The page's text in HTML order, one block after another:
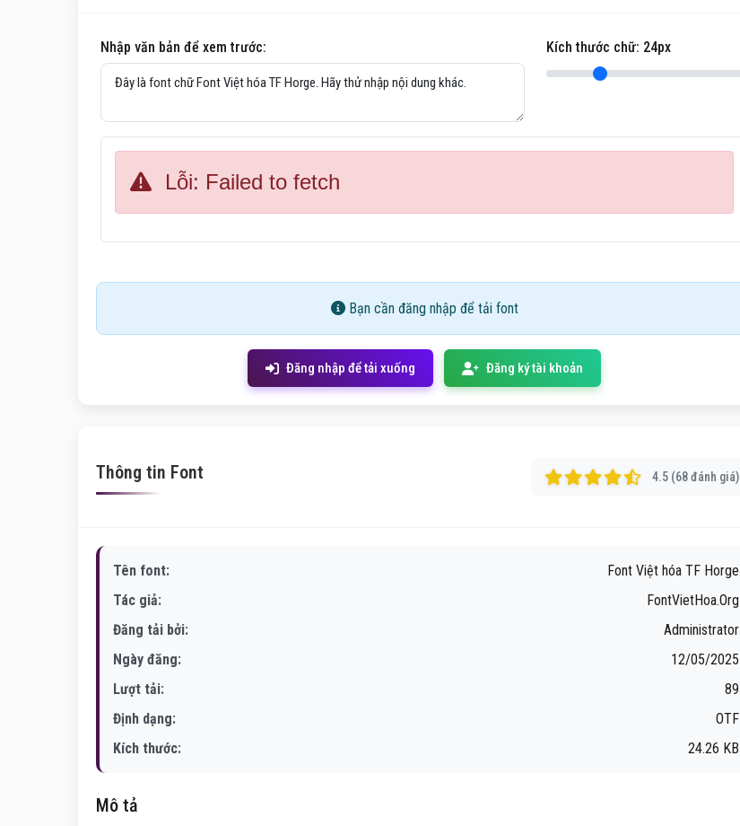
Nhập văn bản để xem trước: Kích thước chữ: 24px
Lỗi: Failed to fetch
Bạn cần đăng nhập để tải font
Đăng nhập để tải xuống Đăng ký tài khoản
Thông tin Font 4.5 (68 đánh giá)
Tên font:
Font Việt hóa TF Horge
Tác giả:
FontVietHoa.Org
Đăng tải bởi:
Administrator
Ngày đăng:
12/05/2025
Lượt tải:
89
Định dạng:
OTF
Kích thước:
24.26 KB
Mô tả